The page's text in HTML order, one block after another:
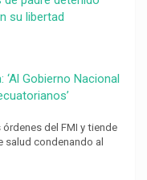
su libertad
Gobierno Nacional
del FMI y tiende
salud condenando al